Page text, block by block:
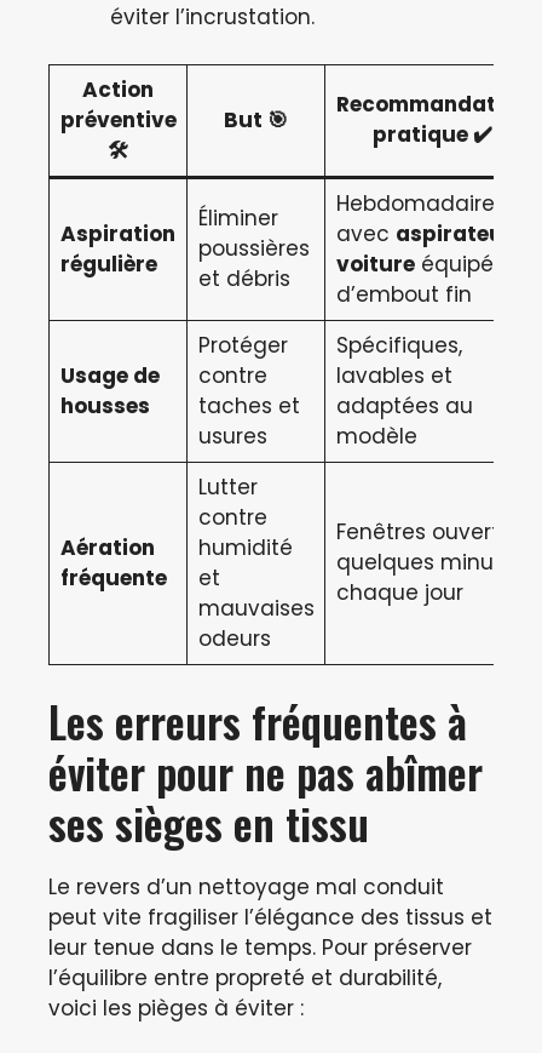
éviter l’incrustation.
Action
préventive
🛠️
But 🎯
Recommandation
pratique ✔️
Aspiration
régulière
Éliminer
poussières
et débris
Hebdomadaire
avec aspirateur
voitureéquipé
d’embout fin
Usage de
housses
Protéger
contre
taches et
usures
Spécifiques,
lavables et
adaptées au
modèle
Aération
fréquente
Lutter
contre
humidité
et
mauvaises
odeurs
Fenêtres ouvertes
quelques minutes
chaque jour
Les erreurs fréquentes à
éviter pour ne pas abîmer
ses sièges en tissu
Le revers d’un nettoyage mal conduit
peut vite fragiliser l’élégance des tissus et
leur tenue dans le temps. Pour préserver
l’équilibre entre propreté et durabilité,
voici les pièges à éviter :